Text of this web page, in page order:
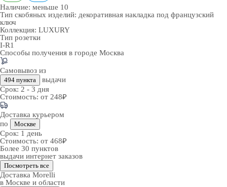
Наличие: меньше 10
Тип скобяных изделий: декоративная накладка под французский
ключ
Коллекция: LUXURY
Тип розетки
I-R1
Способы получения в городе Москва
Самовывоз из
494 пункта
выдачи
Срок: 2 - 3 дня
Стоимость: от 248₽
Доставка курьером
по
Москве
Срок: 1 день
Стоимость: от 468₽
Более 30 пунктов
выдачи интернет заказов
Посмотреть все
Доставка Morelli
в Москве и области